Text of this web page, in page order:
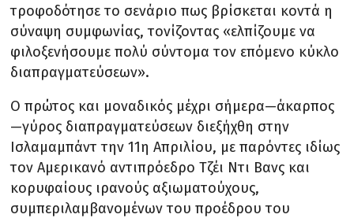
τροφοδότησε το σενάριο πως βρίσκεται κοντά η
σύναψη συμφωνίας, τονίζοντας «ελπίζουμε να
φιλοξενήσουμε πολύ σύντομα τον επόμενο κύκλο
διαπραγματεύσεων».
Ο πρώτος και μοναδικός μέχρι σήμερα—άκαρπος
—γύρος διαπραγματεύσεων διεξήχθη στην
Ισλαμαμπάντ την 11η Απριλίου, με παρόντες ιδίως
τον Αμερικανό αντιπρόεδρο Τζέι Ντι Βανς και
κορυφαίους ιρανούς αξιωματούχους,
συμπεριλαμβανομένων του προέδρου του